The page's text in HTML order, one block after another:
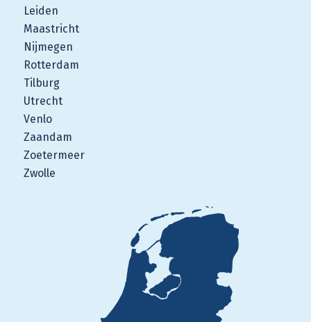
Leiden
Maastricht
Nijmegen
Rotterdam
Tilburg
Utrecht
Venlo
Zaandam
Zoetermeer
Zwolle